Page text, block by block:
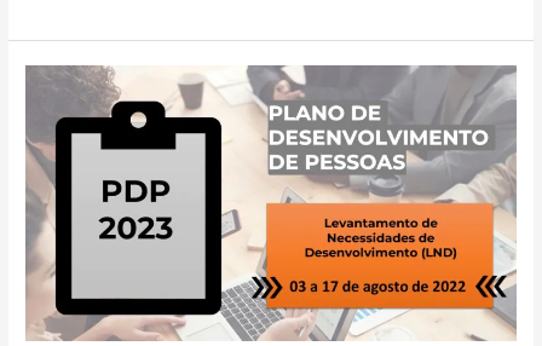
a
votação
Plano
Desenvolvimento
de
Pessoas
PDP
2023